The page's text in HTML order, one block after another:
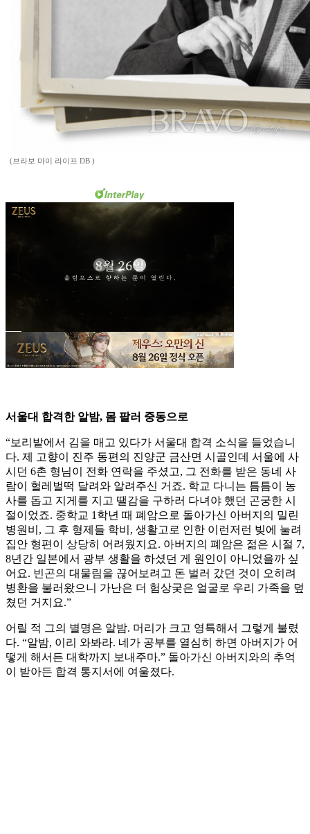
(브라보 마이 라이프 DB )
서울대 합격한 알밤, 몸 팔러 중동으로
“보리밭에서 김을 매고 있다가 서울대 합격 소식을 들었습니
다. 제 고향이 진주 동편의 진양군 금산면 시골인데 서울에 사
시던 6촌 형님이 전화 연락을 주셨고, 그 전화를 받은 동네 사
람이 헐레벌떡 달려와 알려주신 거죠. 학교 다니는 틈틈이 농
사를 돕고 지게를 지고 땔감을 구하러 다녀야 했던 곤궁한 시
절이었죠. 중학교 1학년 때 폐암으로 돌아가신 아버지의 밀린
병원비, 그 후 형제들 학비, 생활고로 인한 이런저런 빚에 눌려
집안 형편이 상당히 어려웠지요. 아버지의 폐암은 젊은 시절 7,
8년간 일본에서 광부 생활을 하셨던 게 원인이 아니었을까 싶
어요. 빈곤의 대물림을 끊어보려고 돈 벌러 갔던 것이 오히려
병환을 불러왔으니 가난은 더 험상궂은 얼굴로 우리 가족을 덮
쳤던 거지요.”
어릴 적 그의 별명은 알밤. 머리가 크고 영특해서 그렇게 불렸
다. “알밤, 이리 와봐라. 네가 공부를 열심히 하면 아버지가 어
떻게 해서든 대학까지 보내주마.” 돌아가신 아버지와의 추억
이 받아든 합격 통지서에 여울졌다.